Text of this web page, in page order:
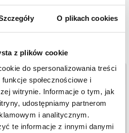
O plikach cookies
z plików cookie
do spersonalizowania treści
społecznościowe i
witrynie. Informacje o tym, jak
udostępniamy partnerom
i analitycznym.
te informacje z innymi danymi
waga 177 g.